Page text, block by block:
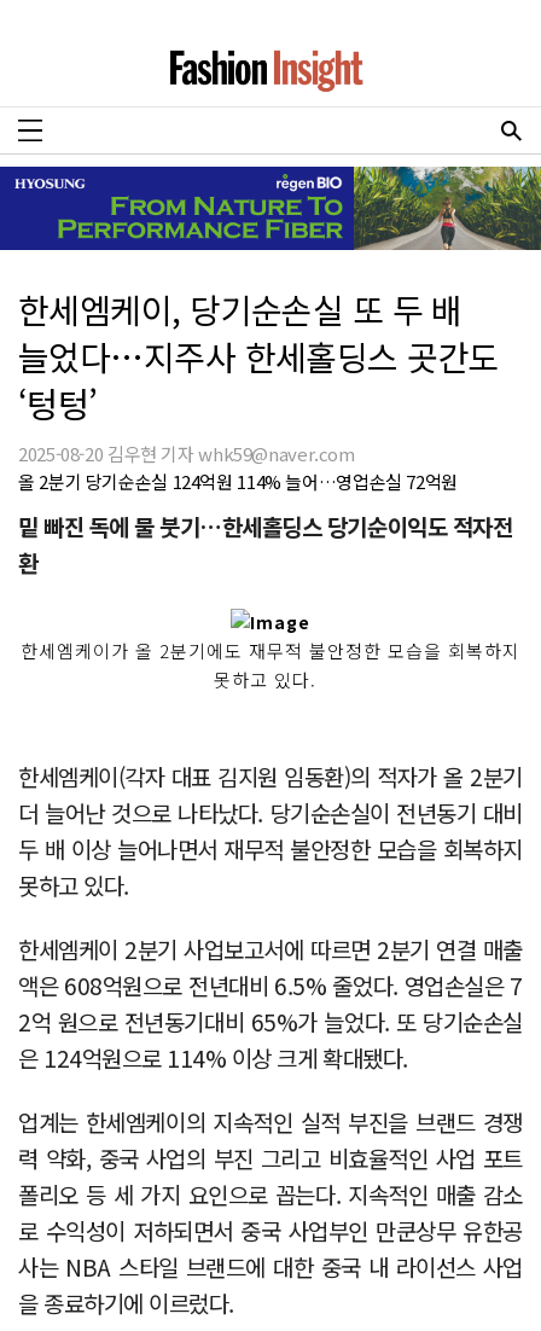
한세엠케이, 당기순손실 또 두 배
늘었다…지주사 한세홀딩스 곳간도
‘텅텅’
2025-08-20 김우현 기자 whk59@naver.com
올 2분기 당기순손실 124억원 114% 늘어…영업손실 72억원
밑 빠진 독에 물 붓기…한세홀딩스 당기순이익도 적자전
환
한세엠케이가 올 2분기에도 재무적 불안정한 모습을 회복하지
못하고 있다.
한세엠케이(각자 대표 김지원 임동환)의 적자가 올 2분기
더 늘어난 것으로 나타났다. 당기순손실이 전년동기 대비
두 배 이상 늘어나면서 재무적 불안정한 모습을 회복하지
못하고 있다.
한세엠케이 2분기 사업보고서에 따르면 2분기 연결 매출
액은 608억원으로 전년대비 6.5% 줄었다. 영업손실은 7
2억 원으로 전년동기대비 65%가 늘었다. 또 당기순손실
은 124억원으로 114% 이상 크게 확대됐다.
업계는 한세엠케이의 지속적인 실적 부진을 브랜드 경쟁
력 약화, 중국 사업의 부진 그리고 비효율적인 사업 포트
폴리오 등 세 가지 요인으로 꼽는다. 지속적인 매출 감소
로 수익성이 저하되면서 중국 사업부인 만쿤상무 유한공
사는 NBA 스타일 브랜드에 대한 중국 내 라이선스 사업
을 종료하기에 이르렀다.